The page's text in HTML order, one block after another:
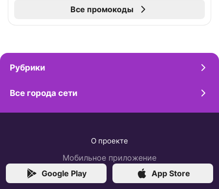
Все промокоды
Рубрики
Все города сети
О проекте
Мобильное приложение
Google Play
App Store